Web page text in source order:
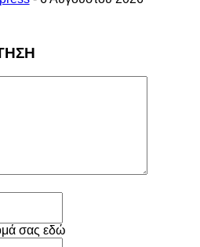
σας εδώ